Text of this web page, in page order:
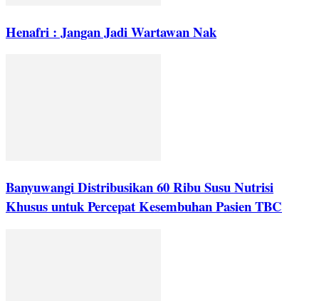
Henafri : Jangan Jadi Wartawan Nak
Banyuwangi Distribusikan 60 Ribu Susu Nutrisi
Khusus untuk Percepat Kesembuhan Pasien TBC